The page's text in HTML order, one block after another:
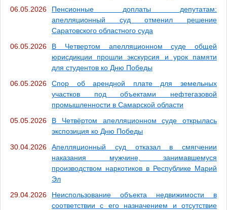
06.05.2026
Пенсионные доплаты депутатам:
апелляционный суд отменил решение
Саратовского областного суда
06.05.2026
В Четвертом апелляционном суде общей
юрисдикции прошли экскурсия и урок памяти
для студентов ко Дню Победы
06.05.2026
Спор об арендной плате для земельных
участков под объектами нефтегазовой
промышленности в Самарской области
05.05.2026
В Четвёртом апелляционном суде открылась
экспозиция ко Дню Победы
30.04.2026
Апелляционный суд отказал в смягчении
наказания мужчине, занимавшемуся
производством наркотиков в Республике Марий
Эл
29.04.2026
Неиспользование объекта недвижимости в
соответствии с его назначением и отсутствие